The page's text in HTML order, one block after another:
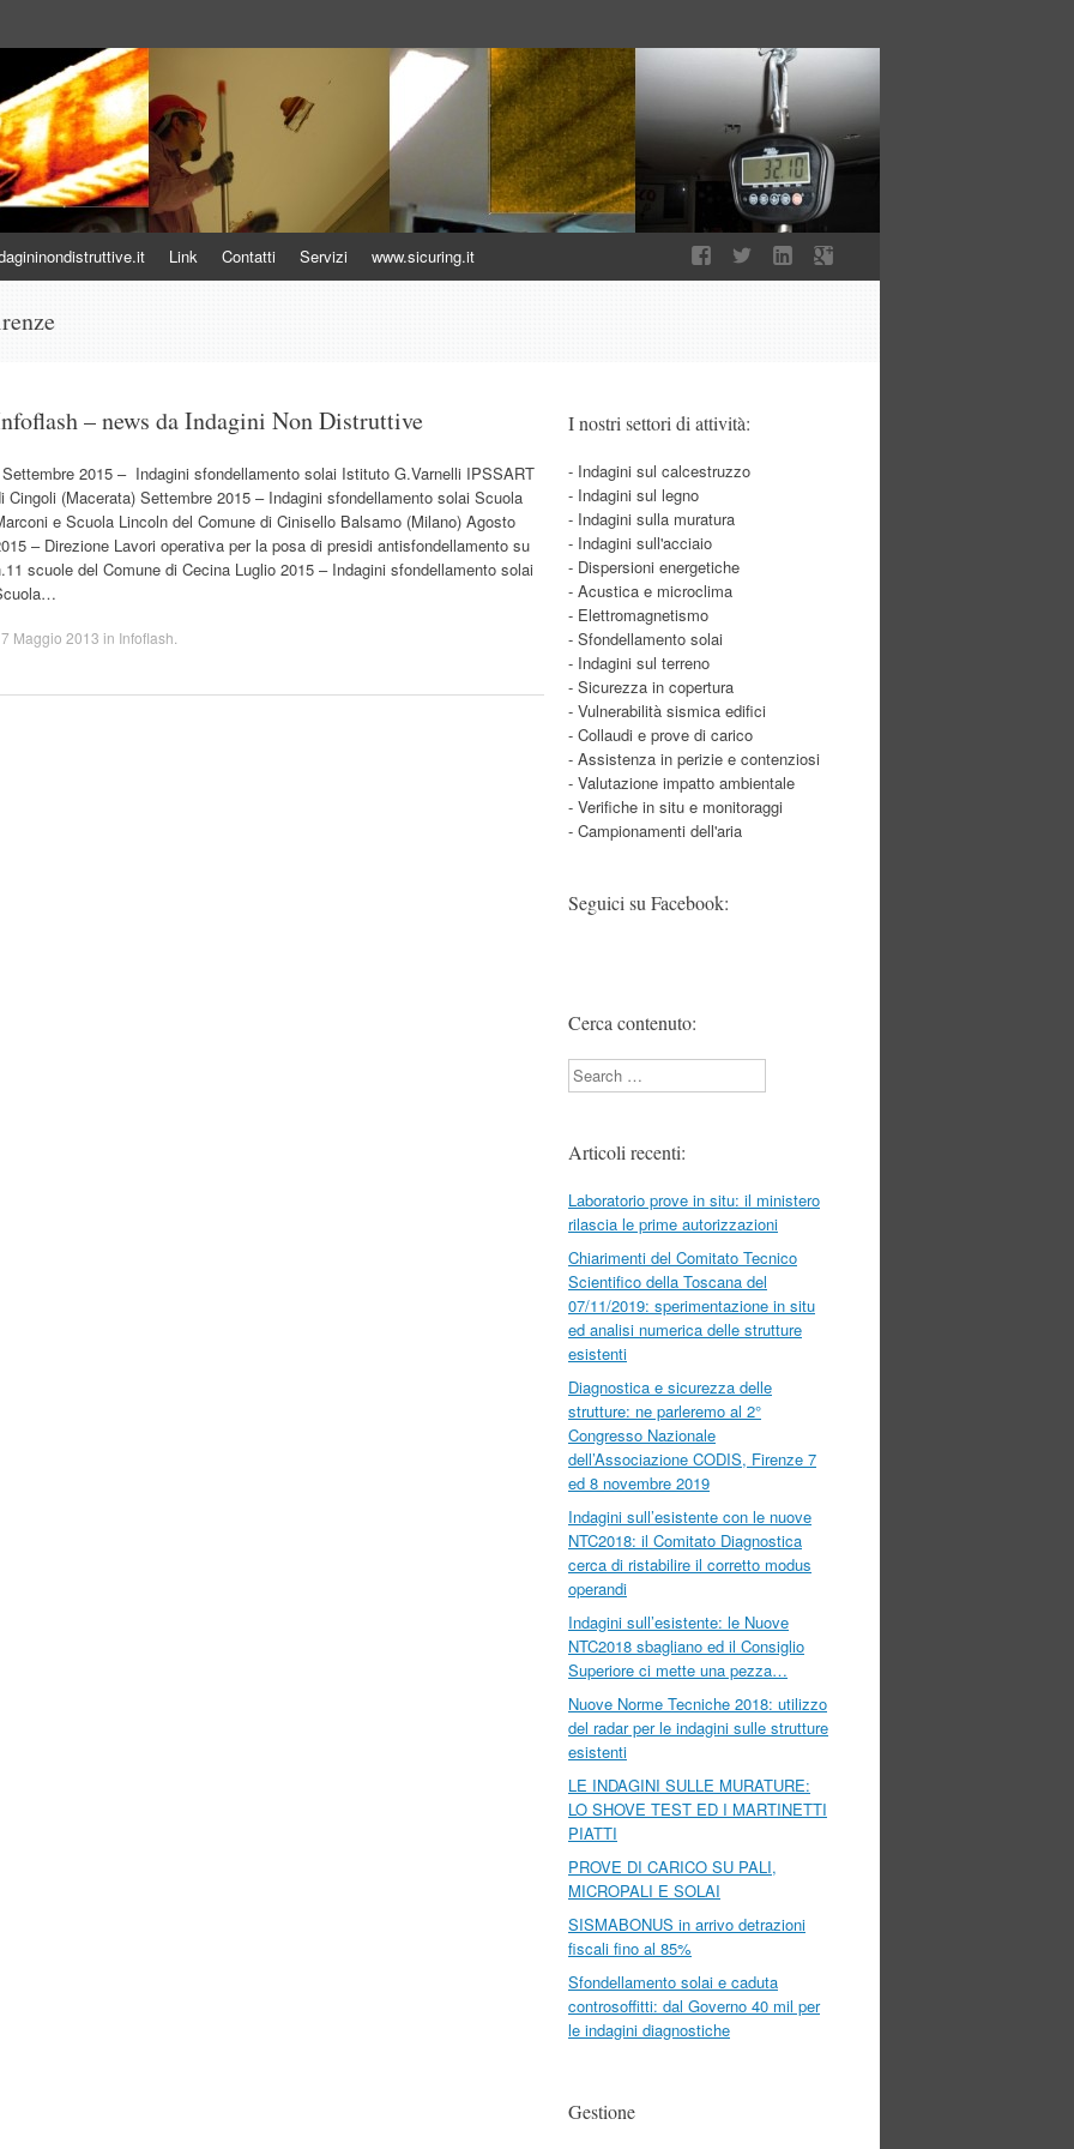
Link Contatti Servizi www.sicuring.it
– news da Indagini Non Distruttive
2015 – Indagini sfondellamento solai Istituto G.Varnelli IPSSART
Cingoli (Macerata) Settembre 2015 – Indagini sfondellamento solai Scuola
e Scuola Lincoln del Comune di Cinisello Balsamo (Milano) Agosto
– Direzione Lavori operativa per la posa di presidi antisfondellamento su
scuole del Comune di Cecina Luglio 2015 – Indagini sfondellamento solai
Maggio 2013 in Infoflash
I nostri settori di attività:
- Indagini sul calcestruzzo
- Indagini sul legno
- Indagini sulla muratura
- Indagini sull'acciaio
- Dispersioni energetiche
- Acustica e microclima
- Elettromagnetismo
- Sfondellamento solai
- Indagini sul terreno
- Sicurezza in copertura
- Vulnerabilità sismica edifici
- Collaudi e prove di carico
- Assistenza in perizie e contenziosi
- Valutazione impatto ambientale
- Verifiche in situ e monitoraggi
- Campionamenti dell'aria
Seguici su Facebook:
Cerca contenuto:
Search
Articoli recenti:
Laboratorio prove in situ: il ministero
rilascia le prime autorizzazioni
Chiarimenti del Comitato Tecnico
Scientifico della Toscana del
07/11/2019: sperimentazione in situ
ed analisi numerica delle strutture
esistenti
Diagnostica e sicurezza delle
strutture: ne parleremo al 2°
Congresso Nazionale
dell’Associazione CODIS, Firenze 7
ed 8 novembre 2019
Indagini sull’esistente con le nuove
NTC2018: il Comitato Diagnostica
cerca di ristabilire il corretto modus
operandi
Indagini sull’esistente: le Nuove
NTC2018 sbagliano ed il Consiglio
Superiore ci mette una pezza…
Nuove Norme Tecniche 2018: utilizzo
del radar per le indagini sulle strutture
esistenti
LE INDAGINI SULLE MURATURE:
LO SHOVE TEST ED I MARTINETTI
PIATTI
PROVE DI CARICO SU PALI,
MICROPALI E SOLAI
SISMABONUS in arrivo detrazioni
fiscali fino al 85%
Sfondellamento solai e caduta
controsoffitti: dal Governo 40 mil per
le indagini diagnostiche
Gestione